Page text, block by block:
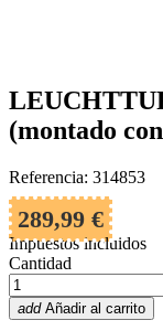
(montado
Referencia: 314853
289,99 €
Impuestos incluidos
Cantidad
add Añadir al carrito